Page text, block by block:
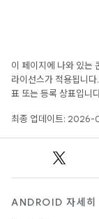
이 페이지에 나와 있는
라이선스가 적용됩니
표 또는 등록 상표입니
최종 업데이트:
ANDROID 자세히